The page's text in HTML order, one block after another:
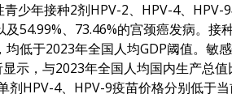
少年接种2剂HPV-2、HPV-4、HPV-
及54.99%、73.46%的宫颈癌发病。
均低于2023年全国人均GDP阈值。敏
示，与2023年全国人均国内生产总值
剂HPV-4、HPV-9疫苗价格分别低于